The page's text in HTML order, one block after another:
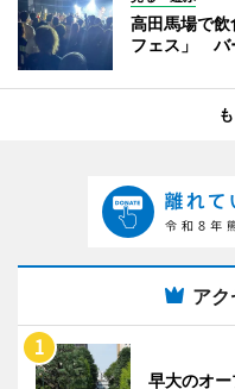
高田馬場で
フェス」 バ
ア
早大のオ